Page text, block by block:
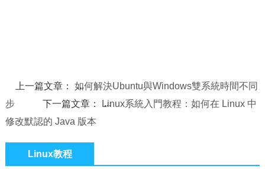
上一篇文章：如何解決Ubuntu與Windows雙系統時間不同
步
下一篇文章：
Linux系統入門教程：如何在 Linux 中
修改默認的 Java 版本
Linux教程